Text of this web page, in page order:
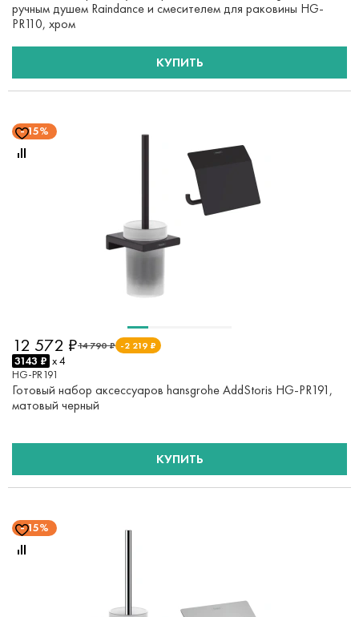
ручным душем Raindance и смесителем для раковины HG-
PR110, хром
КУПИТЬ
15%
14 790 ₽ -2 219 ₽
12 572 ₽
3143 ₽ x 4
HG-PR191
Готовый набор аксессуаров hansgrohe AddStoris HG-PR191,
матовый черный
КУПИТЬ
15%